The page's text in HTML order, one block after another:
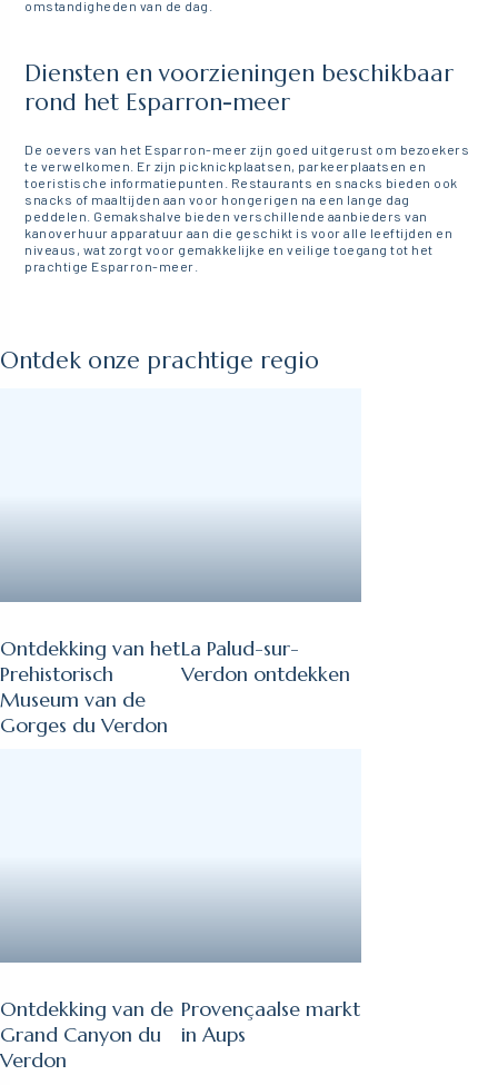
omstandigheden van de dag.
Diensten en voorzieningen beschikbaar
rond het Esparron-meer
De oevers van het Esparron-meer zijn goed uitgerust om bezoekers
te verwelkomen. Er zijn picknickplaatsen, parkeerplaatsen en
toeristische informatiepunten. Restaurants en snacks bieden ook
snacks of maaltijden aan voor hongerigen na een lange dag
peddelen. Gemakshalve bieden verschillende aanbieders van
kanoverhuur apparatuur aan die geschikt is voor alle leeftijden en
niveaus, wat zorgt voor gemakkelijke en veilige toegang tot het
prachtige Esparron-meer.
Ontdek onze prachtige regio
Ontdekking van het
Prehistorisch
Museum van de
Gorges du Verdon
La Palud-sur-
Verdon ontdekken
Ontdekking van de
Grand Canyon du
Verdon
Provençaalse markt
in Aups